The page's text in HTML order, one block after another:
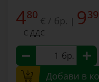
480 € / бр. | 939
С ДДС
бр.
Добави в